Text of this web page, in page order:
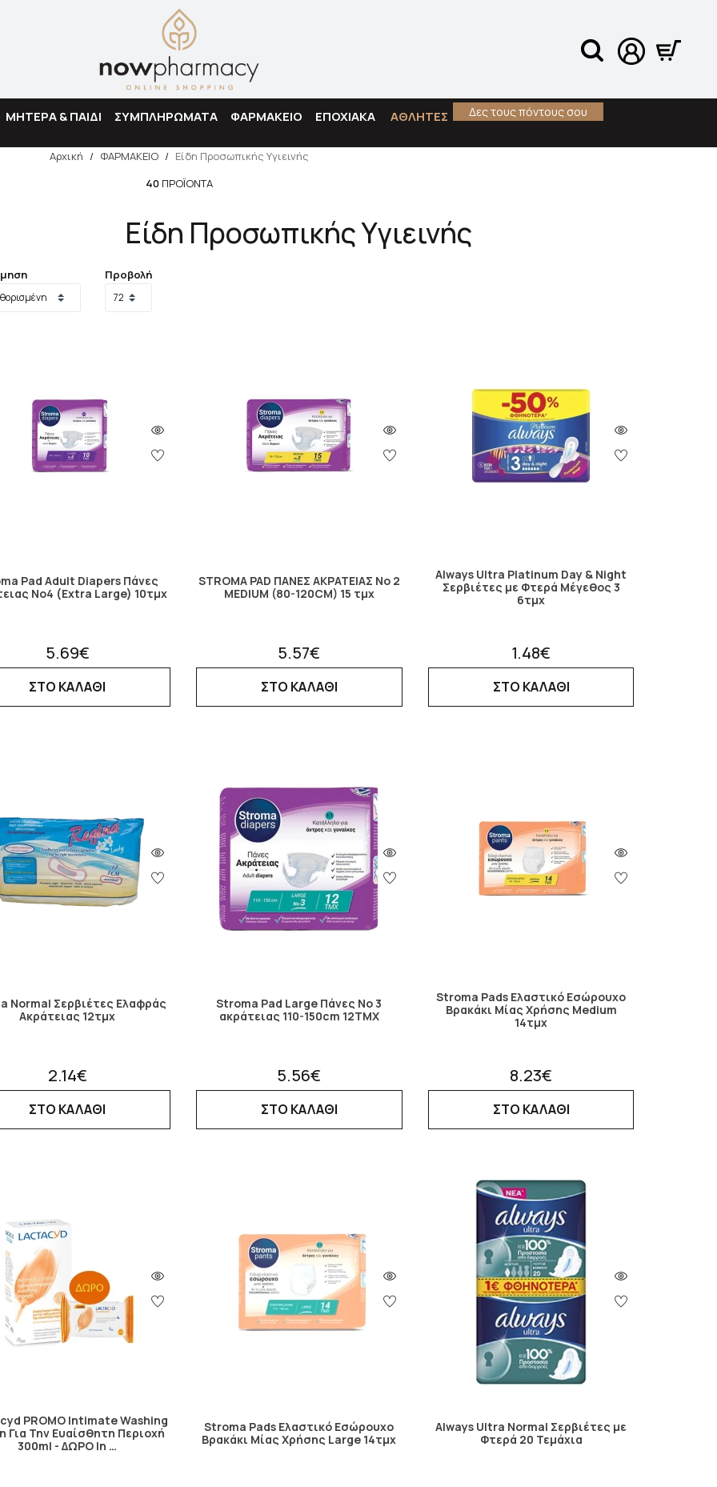
ΜΗΤΕΡΑ & ΠΑΙΔΙ ΣΥΜΠΛΗΡΩΜΑΤΑ ΦΑΡΜΑΚΕΙΟ ΕΠΟΧΙΑΚΑ ΑΘΛΗΤΕΣ Δες τους πόντους σου
Αναζήτηση
Αρχική / ΦΑΡΜΑΚΕΙΟ / Είδη Προσωπικής Υγιεινής
40 ΠΡΟΪΌΝΤΑ
Είδη Προσωπικής Υγιεινής
Προβολή
Pad Adult Diapers Πάνες
No4 (Extra Large) 10τμχ
5.69€
ΣΤΟ ΚΑΛΑΘΙ
STROMA PAD ΠΑΝΕΣ ΑΚΡΑΤΕΙΑΣ Νο 2
MEDIUM (80-120CM) 15 τμχ
5.57€
ΣΤΟ ΚΑΛΑΘΙ
Always Ultra Platinum Day & Night
Σερβιέτες με Φτερά Μέγεθος 3
6τμχ
1.48€
ΣΤΟ ΚΑΛΑΘΙ
Normal Σερβιέτες Ελαφράς
Ακράτειας 12τμχ
2.14€
ΣΤΟ ΚΑΛΑΘΙ
Stroma Pad Large Πάνες Νο 3
ακράτειας 110-150cm 12TMX
5.56€
ΣΤΟ ΚΑΛΑΘΙ
Stroma Pads Ελαστικό Εσώρουχο
Βρακάκι Μίας Χρήσης Medium
14τμχ
8.23€
ΣΤΟ ΚΑΛΑΘΙ
PROMO Intimate Washing
Για Την Ευαίσθητη Περιοχή
300ml - ΔΩΡΟ In …
Stroma Pads Ελαστικό Εσώρουχο
Βρακάκι Μίας Χρήσης Large 14τμχ
Always Ultra Normal Σερβιέτες με
Φτερά 20 Τεμάχια